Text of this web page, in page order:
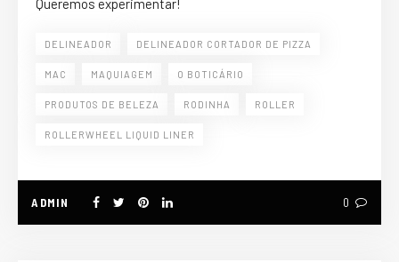
DELINEADOR DELINEADOR CORTADOR DE PIZZA
MAC MAQUIAGEM O BOTICÁRIO
PRODUTOS DE BELEZA RODINHA ROLLER
ROLLERWHEEL LIQUID LINER
ADMIN 0